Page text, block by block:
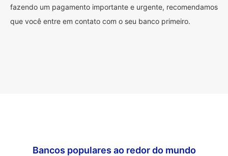
fazendo um pagamento importante e urgente, recomendamos
que você entre em contato com o seu banco primeiro.
Bancos populares ao redor do mundo